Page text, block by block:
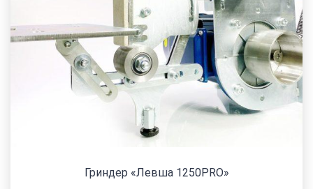
Гриндер «Левша 1250PRO»